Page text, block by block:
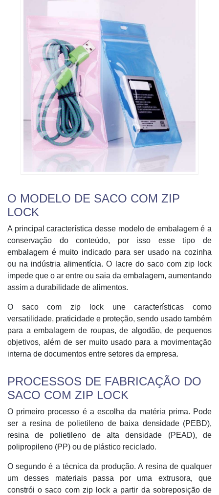
O MODELO DE SACO COM ZIP
LOCK
A principal característica desse modelo de embalagem é a
conservação do conteúdo, por isso esse tipo de
embalagem é muito indicado para ser usado na cozinha
ou na indústria alimentícia. O lacre do saco com zip lock
impede que o ar entre ou saia da embalagem, aumentando
assim a durabilidade de alimentos.
O saco com zip lock une características como
versatilidade, praticidade e proteção, sendo usado também
para a embalagem de roupas, de algodão, de pequenos
objetivos, além de ser muito usado para a movimentação
interna de documentos entre setores da empresa.
PROCESSOS DE FABRICAÇÃO DO
SACO COM ZIP LOCK
O primeiro processo é a escolha da matéria prima. Pode
ser a resina de polietileno de baixa densidade (PEBD),
resina de polietileno de alta densidade (PEAD), de
polipropileno (PP) ou de plástico reciclado.
O segundo é a técnica da produção. A resina de qualquer
um desses materiais passa por uma extrusora, que
constrói o saco com zip lock a partir da sobreposição de